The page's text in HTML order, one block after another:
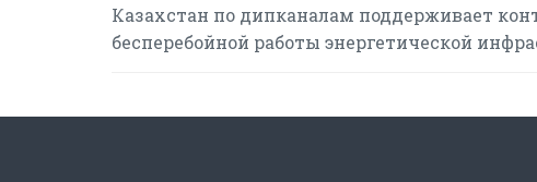
Казахстан по дипканалам поддерживает
бесперебойной работы энергетической